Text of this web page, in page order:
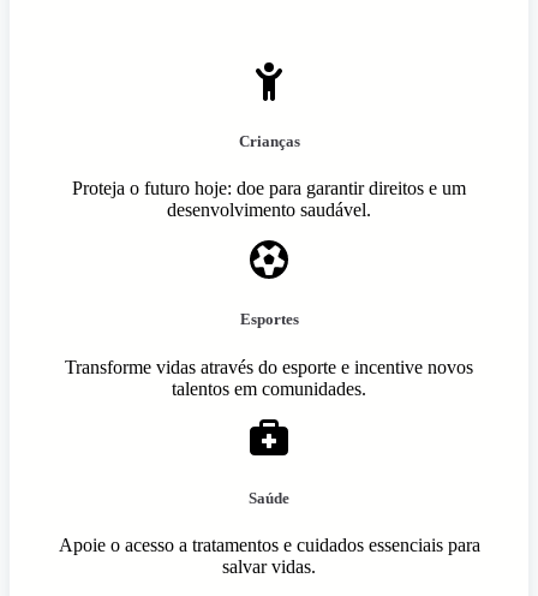
Crianças
Proteja o futuro hoje: doe para garantir direitos e um
desenvolvimento saudável.
Esportes
Transforme vidas através do esporte e incentive novos
talentos em comunidades.
Saúde
Apoie o acesso a tratamentos e cuidados essenciais para
salvar vidas.